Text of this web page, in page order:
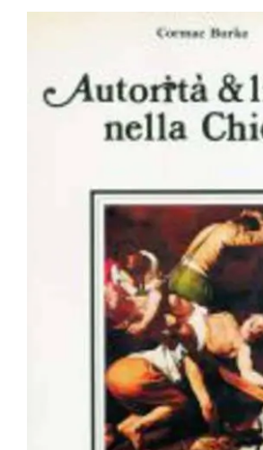
BIOGRAFIE
ATTUALITÀ